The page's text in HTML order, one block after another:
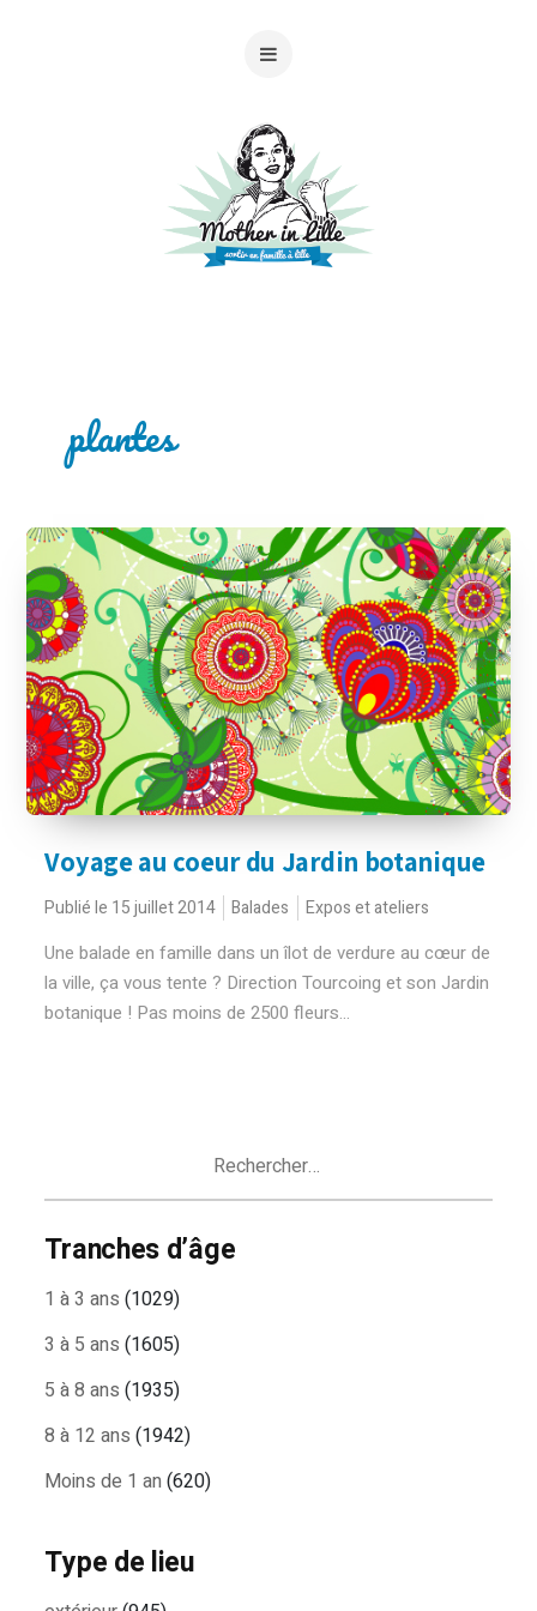
plantes
Voyage au coeur du Jardin botanique
Publié le 15 juillet 2014 Balades Expos et ateliers
Une balade en famille dans un îlot de verdure au cœur de
la ville, ça vous tente ? Direction Tourcoing et son Jardin
botanique ! Pas moins de 2500 fleurs...
Tranches d’âge
1 à 3 ans (1029)
3 à 5 ans (1605)
5 à 8 ans (1935)
8 à 12 ans (1942)
Moins de 1 an (620)
Type de lieu